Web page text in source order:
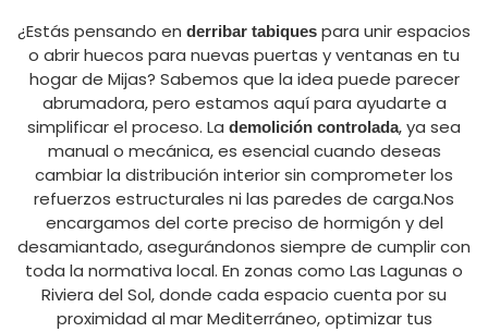
¿Estás pensando en derribar tabiques para unir espacios
o abrir huecos para nuevas puertas y ventanas en tu
hogar de Mijas? Sabemos que la idea puede parecer
abrumadora, pero estamos aquí para ayudarte a
simplificar el proceso. La demolición controlada, ya sea
manual o mecánica, es esencial cuando deseas
cambiar la distribución interior sin comprometer los
refuerzos estructurales ni las paredes de carga.Nos
encargamos del corte preciso de hormigón y del
desamiantado, asegurándonos siempre de cumplir con
toda la normativa local. En zonas como Las Lagunas o
Riviera del Sol, donde cada espacio cuenta por su
proximidad al mar Mediterráneo, optimizar tus